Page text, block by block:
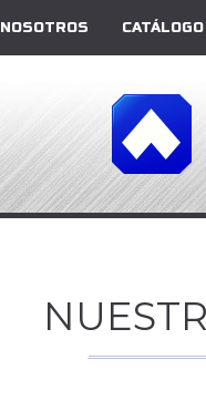
NOSOTROS CATÁLOGO